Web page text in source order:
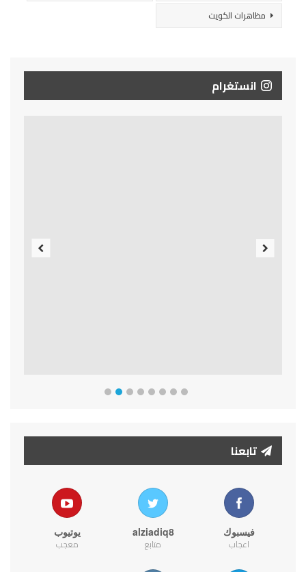
مظاهرات الكويت
انستغرام
تابعنا
فيسبوك
اعجاب
alziadiq8
متابع
يوتيوب
معجب